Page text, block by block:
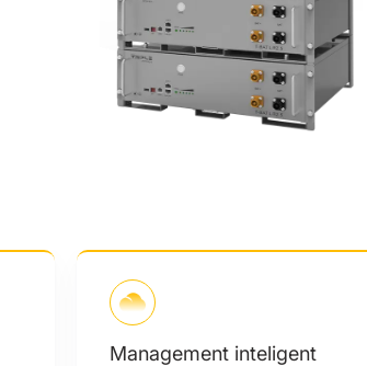
Adaptabilitate flexibilă